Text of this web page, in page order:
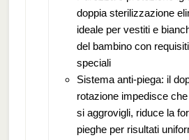
doppia sterilizzazione
ideale per vestiti e
del bambino con
speciali
Sistema anti-piega: il
rotazione impedisce
si aggrovigli, riduce la
pieghe per risultati